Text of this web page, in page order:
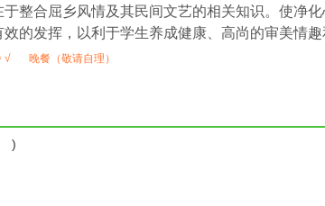
于整合屈乡风情及其民间文艺的相关知识。使净
的发挥，以利于学生养成健康、高尚的审美情趣
√ 晚餐（敬请自理）
)